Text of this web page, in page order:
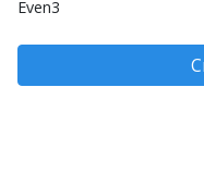
Even3